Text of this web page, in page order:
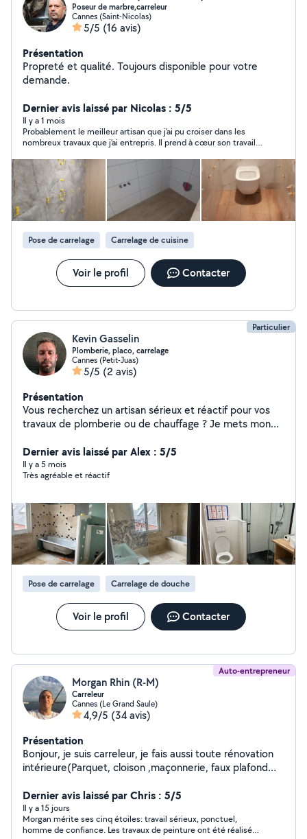
Poseur de marbre,carreleur
Cannes (Saint-Nicolas)
5/5 (16 avis)
Présentation
Propreté et qualité. Toujours disponible pour votre
demande.
Dernier avis laissé par Nicolas : 5/5
Il y a 1 mois
Probablement le meilleur artisan que j’ai pu croiser dans les
nombreux travaux que j’ai entrepris. Il prend à cœur son travail
Pose de carrelage Carrelage de cuisine
Voir le profil Contacter
Particulier
Kevin Gasselin
Plomberie, placo, carrelage
Cannes (Petit-Juas)
5/5 (2 avis)
Présentation
Vous recherchez un artisan sérieux et réactif pour vos
travaux de plomberie ou de chauffage ? Je mets mon
d'interventions, que vous soyez particulier ou
professionnel. Prestations proposées : Dépannage
plomberie : fuites, débouchage, remplacement de
rénovation de salles de bain et cuisines
Remplacement de chauffe-eau . Création et
mise aux normes de réseaux (PER, cuivre, multicouche)
Pourquoi faire appel à mes services ? Artisan
qualifié et déclaré Intervention rapide Travail soigné
avec garantie décennale Disponible 6j/7 interventions
d'urgence possibles
Dernier avis laissé par Alex : 5/5
Il y a 5 mois
Très agréable et réactif
Pose de carrelage Carrelage de douche
Voir le profil Contacter
Auto-entrepreneur
Morgan Rhin (R-M)
Carreleur
Cannes (Le Grand Saule)
4,9/5 (34 avis)
Présentation
Bonjour, je suis carreleur, je fais aussi toute rénovation
intérieure(Parquet, cloison ,maçonnerie, faux plafond
Plombier, électricien, peintre, staffeur, jardinier. J’essaye
toujours de trouver une solution au mieux avec mes
clients, Que ce soit budget ou idées. Travail propre et
soigneux. Mes coordonnées:07.69.60.56.58
Dernier avis laissé par Chris : 5/5
Il y a 15 jours
Morgan mérite ses cinq étoiles: travail sérieux, ponctuel,
homme de confiance. Les travaux de peinture ont été réalisés